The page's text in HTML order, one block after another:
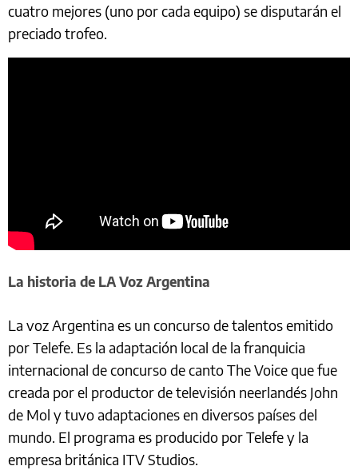
cuatro mejores (uno por cada equipo) se disputarán el
preciado trofeo.
La historia de LA Voz Argentina
La voz Argentina es un concurso de talentos emitido
por Telefe. Es la adaptación local de la franquicia
internacional de concurso de canto The Voice que fue
creada por el productor de televisión neerlandés John
de Mol y tuvo adaptaciones en diversos países del
mundo.​ El programa es producido por Telefe y la
empresa británica ITV Studios.